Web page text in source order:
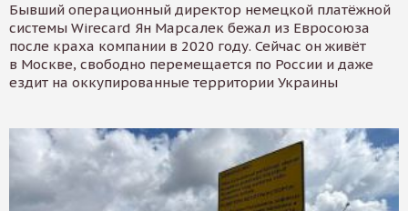
Бывший операционный директор немецкой платёжной
системы Wirecard Ян Марсалек бежал из Евросоюза
после краха компании в 2020 году. Сейчас он живёт
в Москве, свободно перемещается по России и даже
ездит на оккупированные территории Украины